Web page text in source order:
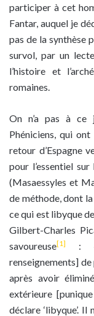
participer à cet
Fantar, auquel je
pas de la synthèse
survol, par un
l’histoire et
romaines.
On n’a pas à ce
Phéniciens, qui
retour d’Espagne
pour l’essentiel
(Masaessyles et
de méthode, dont
ce qui est libyque
Gilbert-Charles
savoureuse[1]
:
renseignements] de
après avoir
extérieure
déclare ‘libyque’. Il